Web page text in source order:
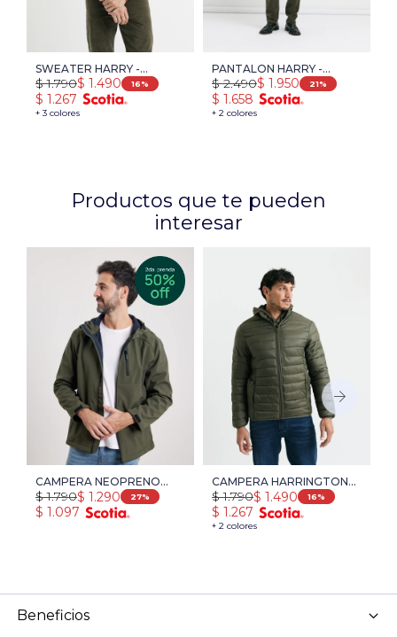
SWEATER HARRY -
NARANJA
+ 3 colores
$ 1.490
$ 1.790 16
$ 1.267
PANTALON HARRY -
VERDE
+ 2 colores
$ 1.950
$ 2.490 21
$ 1.658
Productos que te pueden
interesar
CAMPERA NEOPRENO
NAVIGATOR - VERDE
$ 1.290
$ 1.790 27
$ 1.097
CAMPERA HARRINGTON
URBAN - VERDE
+ 2 colores
$ 1.490
$ 1.790 16
$ 1.267
Beneficios